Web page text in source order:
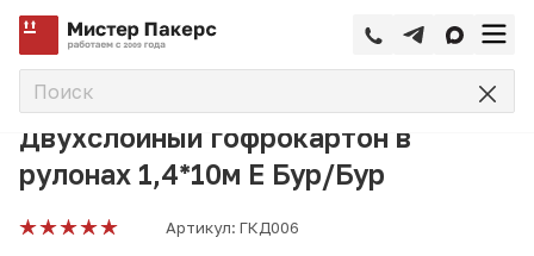
Главная
Двухслойный гофрокартон в
рулонах 1,4*10м Е Бур/Бур
Артикул: ГКД006